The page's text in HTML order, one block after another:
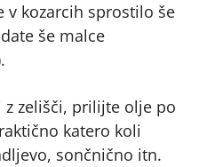
v kozarcih sprostilo še
še malce
z zelišči, prilijte olje po
katero koli
sončnično itn.